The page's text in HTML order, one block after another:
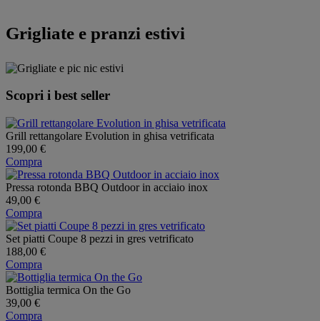
Grigliate e pranzi estivi
Scopri i best seller
Grill rettangolare Evolution in ghisa vetrificata
199,00 €
Compra
Pressa rotonda BBQ Outdoor in acciaio inox
49,00 €
Compra
Set piatti Coupe 8 pezzi in gres vetrificato
188,00 €
Compra
Bottiglia termica On the Go
39,00 €
Compra